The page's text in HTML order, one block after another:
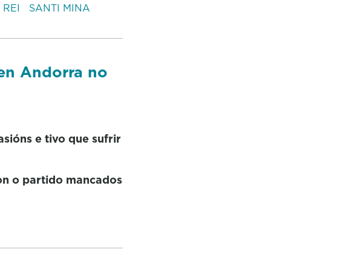
SANTI MINA
Andorra no
e tivo que sufrir
o partido mancados